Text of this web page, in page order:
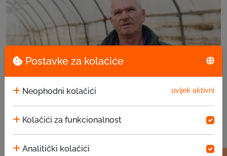
Postavke za kolačiće
Neophodni kolačići uvijek aktivni
Kolačići za funkcionalnost
Analitički kolačići
05.08.2026